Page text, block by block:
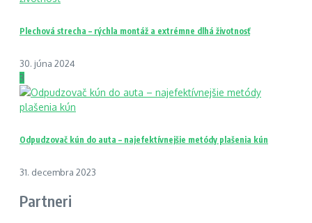
Plechová strecha – rýchla montáž a extrémne dlhá životnosť
30. júna 2024
3
Odpudzovač kún do auta – najefektívnejšie metódy plašenia kún
31. decembra 2023
Partneri